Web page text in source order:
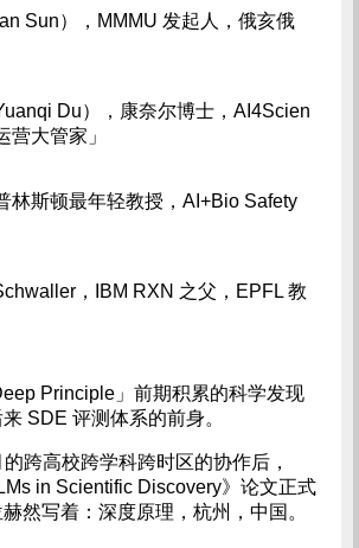
Sun），MMMU 发起人，俄亥俄
Du），康奈尔博士，AI4Scien
营大管家」
林斯顿最年轻教授，AI+Bio Safety
，IBM RXN 之父，EPFL 教
Principle」前期积累的科学发现
SDE 评测体系的前身。
跨高校跨学科跨时区的协作后，
in Scientific Discovery》论文正式
然写着：深度原理，杭州，中国。